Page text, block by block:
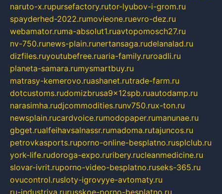
naruto-x.rupursefactory.rutor-lyubov-i-grom.ru
spayderhed-2022.rumovieone.ruevro-dez.ru
webamator.ruma-absolut1.ruavtopomosch27.ru
nv-750.runews-plain.runertansaga.rudelanalad.ru
dizfiles.ruyoutubefree.ruaria-family.ruroadli.ru
planeta-samara.rumysmartbuy.ru
matrasy-kemerovo.ruashanet.rutrade-farm.ru
dotcustoms.rudomizbrusa9x12spb.ruautodamp.ru
narasimha.rudjcommodities.runv750.rux-ton.ru
newsplain.rucardvoice.rumodopaper.rumanunae.ru
gbget.rualfeihavsalnassr.rumadoma.rutajuncos.ru
petrovkasports.ruporno-online-besplatno.rusplclub.ru
york-life.rudoroga-expo.ruribery.rucleanmedicine.ru
slovar-ivrit.ruporno-video-besplatno.ruseks-365.ru
ovucontrol.rusloty-igrovyye-avtomaty.ru